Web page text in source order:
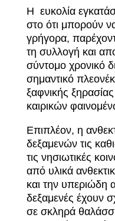
Η ευκολία
στο ότι μπορούν
γρήγορα,
τη συλλογή και
σύντομο χρονικό
σημαντικό
ξαφνικής ξηρασίας
καιρικών
Επιπλέον, η
δεξαμενών τις
τις νησιωτικές
από υλικά
καιτην υπεριώδη
δεξαμενές έχουν
σε σκληρά